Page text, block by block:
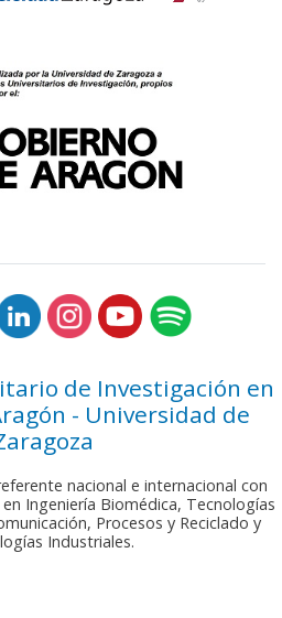
de Investigación en
- Universidad de
nacional e internacional con
Ingeniería Biomédica, Tecnologías
Procesos y Reciclado y
Industriales.